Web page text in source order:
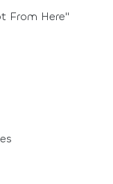
From Here"